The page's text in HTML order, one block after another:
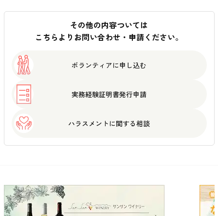
その他の内容ついては
こちらよりお問い合わせ・申請ください。
ボランティアに申し込む
実務経験証明書発行申請
ハラスメントに関する相談